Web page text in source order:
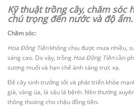
Kỹ thuật trồng cây, chăm sóc
chú trọng đến nước và độ ẩm.
Chăm sóc:
Hoa Đồng Tiềnkhông chịu được mưa nhiều,
sáng cao. Do vậy, trồng Hoa Đồng Tiềncần
sương muối và hạn chế ánh sáng trực xạ.
Để cây sinh trưởng tốt và phát triển khỏe
già, vàng úa, lá sâu lá bệnh. Nên thường
thông thoáng cho chậu đồng tiền.